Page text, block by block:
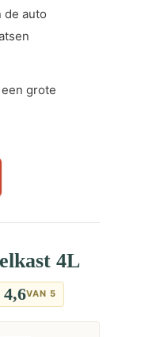
de auto
grote
4L
4,6VAN 5